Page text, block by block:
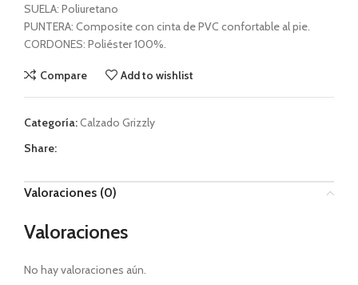
SUELA: Poliuretano
PUNTERA: Composite con cinta de PVC confortable al pie.
CORDONES: Poliéster 100%.
Compare Add to wishlist
Categoría:Calzado Grizzly
Share:
Valoraciones (0)
Valoraciones
No hay valoraciones aún.